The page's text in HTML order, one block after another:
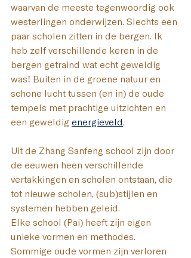
waarvan de meeste tegenwoordig ook
westerlingen onderwijzen. Slechts een
paar scholen zitten in de bergen. Ik
heb zelf verschillende keren in de
bergen getraind wat echt geweldig
was! Buiten in de groene natuur en
schone lucht tussen (en in) de oude
tempels met prachtige uitzichten en
een geweldig energieveld.
Uit de Zhang Sanfeng school zijn door
de eeuwen heen verschillende
vertakkingen en scholen ontstaan, die
tot nieuwe scholen, (sub)stijlen en
systemen hebben geleid.
Elke school (Pai) heeft zijn eigen
unieke vormen en methodes.
Sommige oude vormen zijn verloren